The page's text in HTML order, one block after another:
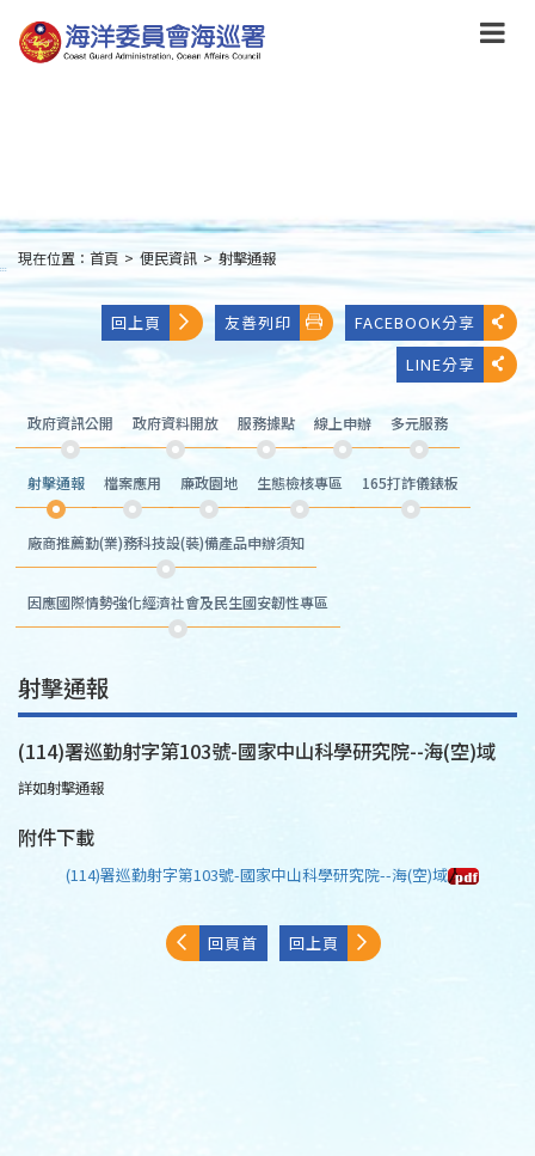
到
主
:::
現在位置： 首頁 > 便民資訊 > 射擊通報
回上頁 友善列印
FACEBOOK分享
LINE分享
政府資訊公開 政府資料開放 服務據點 線上申辦 多元服務
射擊通報 檔案應用 廉政園地 生態檢核專區 165打詐儀錶板
廠商推薦勤(業)務科技設(裝)備產品申辦須知
因應國際情勢強化經濟社會及民生國安韌性專區
射擊通報
(114)署巡勤射字第103號-國家中山科學研究院--海(空)域
詳如射擊通報
附件下載
(114)署巡勤射字第103號-國家中山科學研究院--海(空)域
回頁首 回上頁